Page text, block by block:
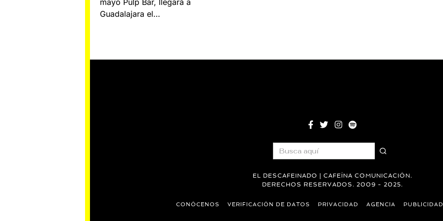
mayo Pulp Bar, llegará a
Guadalajara el…
EL DESCAFEINADO | CAFEÍNA COMUNICACIÓN.
DERECHOS RESERVADOS. 2009 - 2025.
CONÓCENOS VERIFICACIÓN DE DATOS PRIVACIDAD AGENCIA PUBLICIDAD